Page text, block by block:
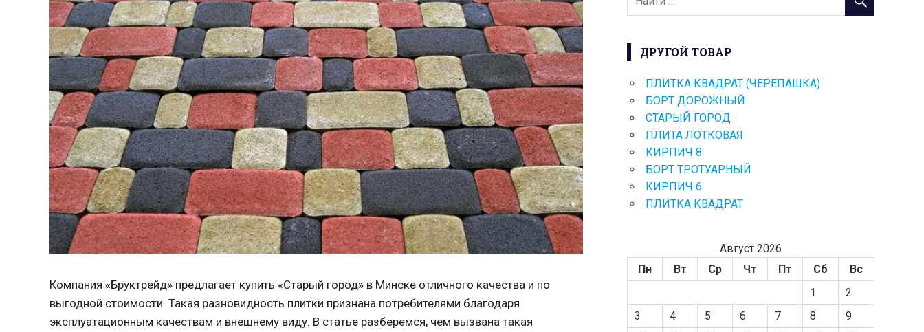
Компания «Бруктрейд» предлагает купить «Старый город» в Минске отличного качества и по
выгодной стоимости. Такая разновидность плитки признана потребителями благодаря
эксплуатационным качествам и внешнему виду. В статье разберемся, чем вызвана такая
ДРУГОЙ ТОВАР
ПЛИТКА КВАДРАТ (ЧЕРЕПАШКА)
БОРТ ДОРОЖНЫЙ
СТАРЫЙ ГОРОД
ПЛИТА ЛОТКОВАЯ
КИРПИЧ 8
БОРТ ТРОТУАРНЫЙ
КИРПИЧ 6
ПЛИТКА КВАДРАТ
Август 2026
Пн
Вт Ср Чт Пт Сб Вс
1
2
3
4 5 6 7 8
9